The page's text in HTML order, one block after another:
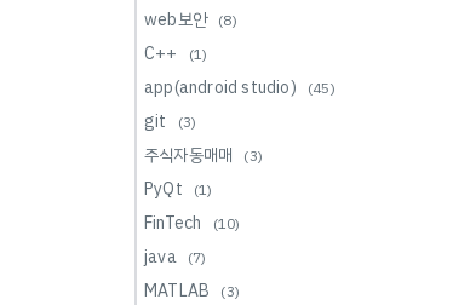
web보안 (8)
C++ (1)
app(android studio) (45)
git (3)
주식자동매매 (3)
PyQt (1)
FinTech (10)
java (7)
MATLAB (3)